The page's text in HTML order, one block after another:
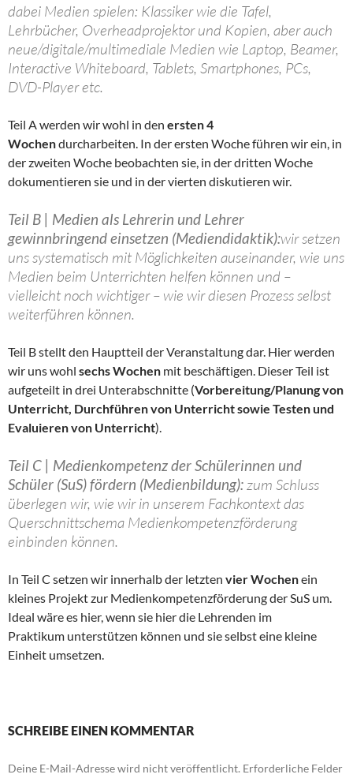
dabei Medien spielen: Klassiker wie die Tafel,
Lehrbücher, Overheadprojektor und Kopien, aber auch
neue/digitale/multimediale Medien wie Laptop, Beamer,
Interactive Whiteboard, Tablets, Smartphones, PCs,
DVD-Player etc.
Teil A werden wir wohl in den ersten 4
Wochendurcharbeiten. In der ersten Woche führen wir ein, in
der zweiten Woche beobachten sie, in der dritten Woche
dokumentieren sie und in der vierten diskutieren wir.
Teil B | Medien als Lehrerin und Lehrer
gewinnbringend einsetzen (Mediendidaktik):wir setzen
uns systematisch mit Möglichkeiten auseinander, wie uns
Medien beim Unterrichten helfen können und –
vielleicht noch wichtiger – wie wir diesen Prozess selbst
weiterführen können.
Teil B stellt den Hauptteil der Veranstaltung dar. Hier werden
wir uns wohl sechs Wochen mit beschäftigen. Dieser Teil ist
aufgeteilt in drei Unterabschnitte (Vorbereitung/Planung von
Unterricht, Durchführen von Unterricht sowie Testen und
Evaluieren von Unterricht).
Teil C | Medienkompetenz der Schülerinnen und
Schüler (SuS) fördern (Medienbildung):zum Schluss
überlegen wir, wie wir in unserem Fachkontext das
Querschnittschema Medienkompetenzförderung
einbinden können.
In Teil C setzen wir innerhalb der letzten vier Wochenein
kleines Projekt zur Medienkompetenzförderung der SuS um.
Ideal wäre es hier, wenn sie hier die Lehrenden im
Praktikum unterstützen können und sie selbst eine kleine
Einheit umsetzen.
SCHREIBE EINEN KOMMENTAR
Deine E-Mail-Adresse wird nicht veröffentlicht. Erforderliche Felder